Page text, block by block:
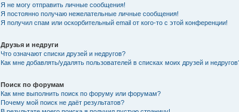
Я не могу отправить личные сообщения!
Я постоянно получаю нежелательные личные сообщения!
Я получил спам или оскорбительный email от кого-то с этой конференции!
Друзья и недруги
Что означают списки друзей и недругов?
Как мне добавлять/удалять пользователей в списках моих друзей и
Поиск по форумам
Как мне выполнить поиск по форуму или форумам?
Почему мой поиск не даёт результатов?